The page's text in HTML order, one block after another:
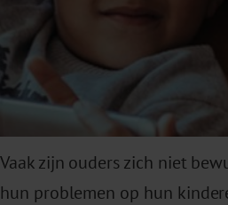
Vaak zijn ouders zich niet
hun problemen op hun